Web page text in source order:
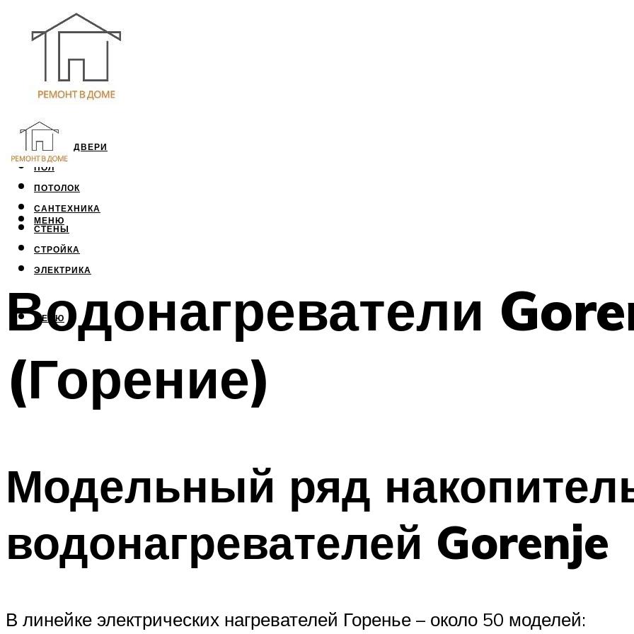
ОКНА И ДВЕРИ
ПОЛ
ПОТОЛОК
САНТЕХНИКА
СТЕНЫ
СТРОЙКА
ЭЛЕКТРИКА
МЕНЮ
МЕНЮ
Водонагреватели
(Горение)
Модельный ряд
водонагревателей Gorenje
В линейке электрических нагревателей Горенье – около 50 моделей: